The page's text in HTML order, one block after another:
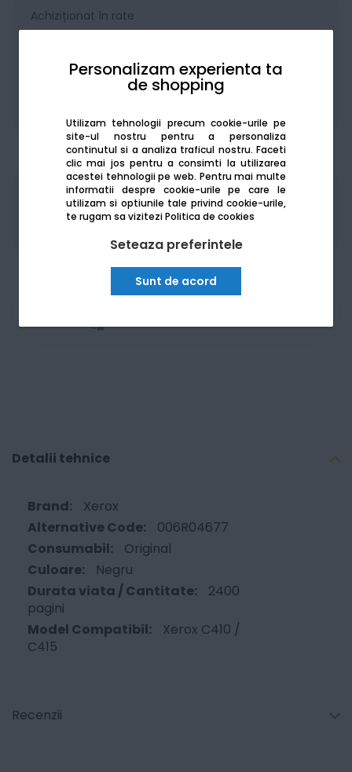
Personalizam experienta ta
de shopping
Utilizam tehnologii precum cookie-urile pe
site-ul nostru pentru a personaliza
continutul si a analiza traficul nostru. Faceti
clic mai jos pentru a consimti la utilizarea
acestei tehnologii pe web. Pentru mai multe
informatii despre cookie-urile pe care le
utilizam si optiunile tale privind cookie-urile,
te rugam sa viziteziPolitica de cookies
Seteaza preferintele
Sunt de acord
Achiziționat în rate
Produsele sunt disponibile pe platforma de
achizitii publiceSEAP/SICAP
Detalii tehnice
Xerox
006R04677
Original
Negru
2400
pagini
Xerox C410 /
C415
Recenzii